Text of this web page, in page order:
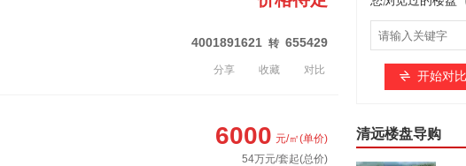
4001891621 转 655429
分享 收藏 对比
6000 元/㎡(单价)
54万元/套起(总价)
开始对比
清远楼盘导购